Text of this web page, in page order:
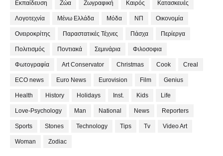
Εκπαίδευση Ζώα Ζωγραφική Καιρός Κατασκευές
Λογοτεχνία Μένω Ελλάδα Μόδα ΝΠ Οικονομία
Ονειροκρίτης Παραστατικές Τέχνες Πάσχα Περίεργα
Πολιτισμός Ποντιακά Σεμινάρια Φιλοσοφια
Φωτογραφία Art Conservator Christmas Cook Creal
ECO news Euro News Eurovision Film Genius
Health History Holidays Inst. Kids Life
Love-Psychology Man National News Reporters
Sports Stones Technology Tips Tv Video Art
Woman Zodiac